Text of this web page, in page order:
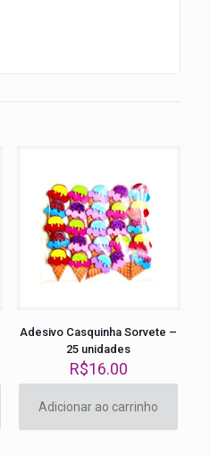
Adesivo Casquinha Sorvete –
25 unidades
R$16.00
Adicionar ao carrinho